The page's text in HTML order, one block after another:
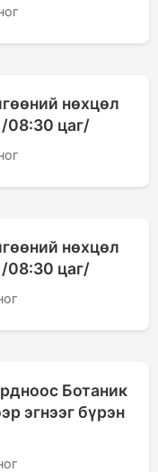
нөхцөл
08:30 цаг/
нөхцөл
08:30 цаг/
Ботаник
эгнээг бүрэн